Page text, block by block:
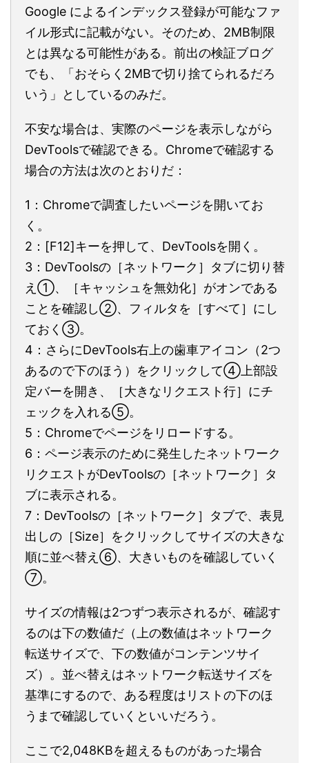
Google によるインデックス登録が可能なファ
イル形式に記載がない。そのため、2MB制限
とは異なる可能性がある。前出の検証ブログ
でも、「おそらく2MBで切り捨てられるだろ
いう」としているのみだ。
不安な場合は、実際のページを表示しながら
DevToolsで確認できる。Chromeで確認する
場合の方法は次のとおりだ：
1：Chromeで調査したいページを開いてお
く。
2：[F12]キーを押して、DevToolsを開く。
3：DevToolsの［ネットワーク］タブに切り替
え①、［キャッシュを無効化］がオンである
ことを確認し②、フィルタを［すべて］にし
ておく③。
4：さらにDevTools右上の歯車アイコン（2つ
あるので下のほう）をクリックして④上部設
定バーを開き、［大きなリクエスト行］にチ
ェックを入れる⑤。
5：Chromeでページをリロードする。
6：ページ表示のために発生したネットワーク
リクエストがDevToolsの［ネットワーク］タ
ブに表示される。
7：DevToolsの［ネットワーク］タブで、表見
出しの［Size］をクリックしてサイズの大きな
順に並べ替え⑥、大きいものを確認していく
⑦。
サイズの情報は2つずつ表示されるが、確認す
るのは下の数値だ（上の数値はネットワーク
転送サイズで、下の数値がコンテンツサイ
ズ）。並べ替えはネットワーク転送サイズを
基準にするので、ある程度はリストの下のほ
うまで確認していくといいだろう。
ここで2,048KBを超えるものがあった場合